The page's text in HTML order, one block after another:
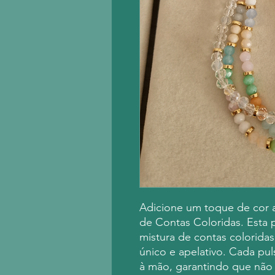
Adicione um toque de cor
de Contas Coloridas. Esta
mistura de contas
único e apelativo. Cada
à mão, garantindo que